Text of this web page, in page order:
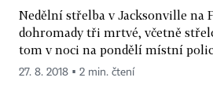
Nedělní střelba v Jacksonville na
dohromady tři mrtvé, včetně
tom v noci na pondělí místní
27. 8. 2018 ▪ 2 min. čtení